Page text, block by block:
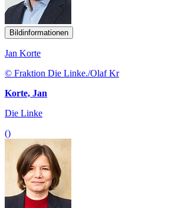
Bildinformationen
Jan Korte
© Fraktion Die Linke./Olaf Kr
Korte, Jan
Die Linke
()